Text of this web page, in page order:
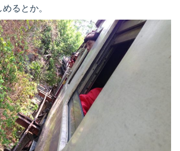
るとか。